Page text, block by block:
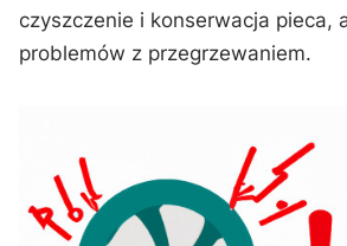
czyszczenie i konserwacja pieca,
problemów z przegrzewaniem.